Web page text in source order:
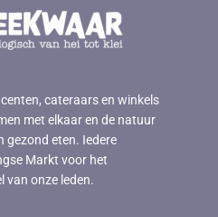
cateraars en winkels
met elkaar en de natuur
gezond eten. Iedere
Markt voor het
van onze leden.